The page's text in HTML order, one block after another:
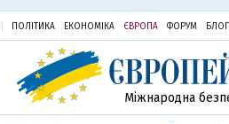
ПОЛІТИКА ЕКОНОМІКА ЄВРОПА ФОРУМ
Міжнародна